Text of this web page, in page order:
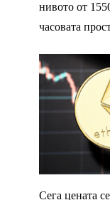
нивото от
часовата
Сега цената